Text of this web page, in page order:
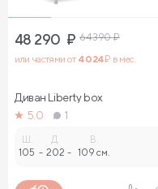
48 290 ₽ 64 390₽
или частями от 4 024₽ в мес.
Диван Liberty box
5.0
1
Ш.
105 -
Д.
202 -
В.
109 см.